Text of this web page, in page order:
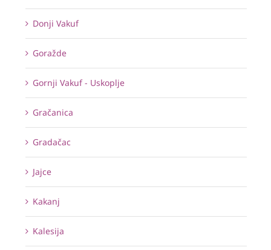
Donji Vakuf
Goražde
Gornji Vakuf - Uskoplje
Gračanica
Gradačac
Jajce
Kakanj
Kalesija